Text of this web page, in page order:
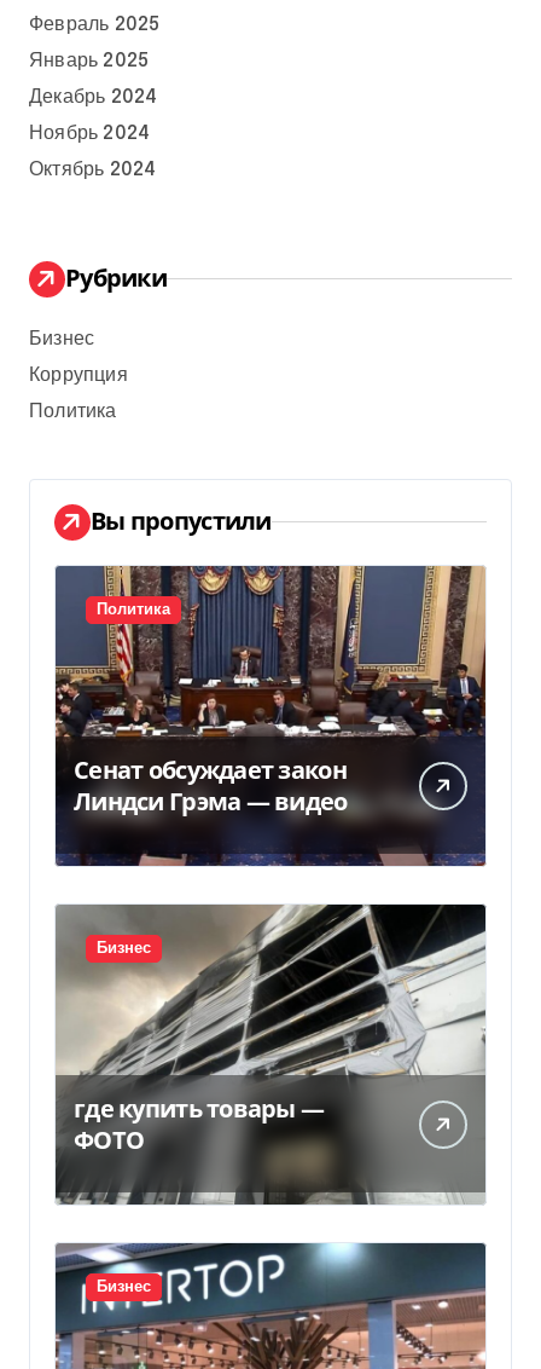
Февраль 2025
Январь 2025
Декабрь 2024
Ноябрь 2024
Октябрь 2024
Рубрики
Бизнес
Коррупция
Политика
Вы пропустили
Политика
Сенат обсуждает закон
Линдси Грэма — видео
Бизнес
где купить товары —
ФОТО
Бизнес